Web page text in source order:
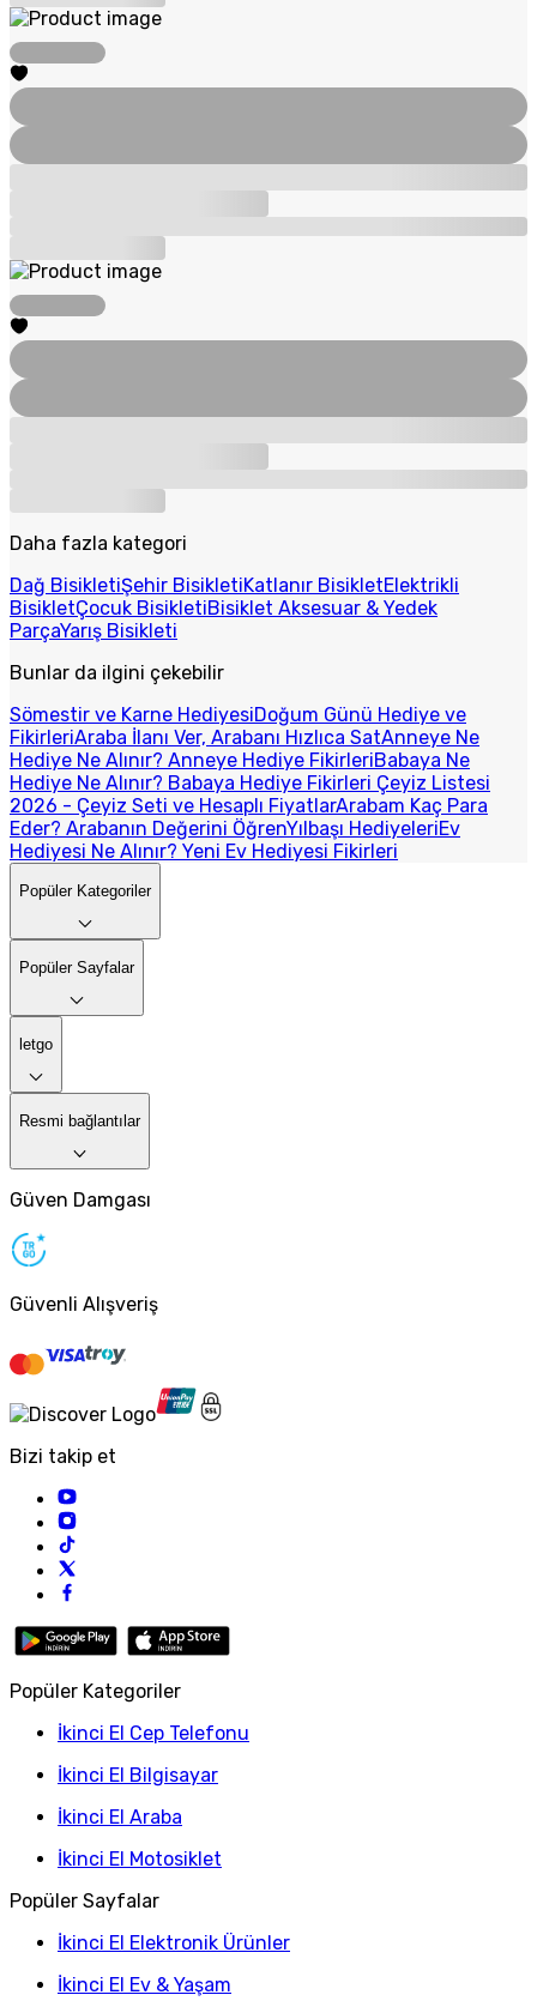
Daha fazla kategori
Dağ BisikletiŞehir BisikletiKatlanır BisikletElektrikli
BisikletÇocuk BisikletiBisiklet Aksesuar & Yedek
ParçaYarış Bisikleti
Bunlar da ilgini çekebilir
Sömestir ve Karne HediyesiDoğum Günü Hediye ve
FikirleriAraba İlanı Ver, Arabanı Hızlıca SatAnneye Ne
Hediye Ne Alınır? Anneye Hediye FikirleriBabaya Ne
Hediye Ne Alınır? Babaya Hediye Fikirleri Çeyiz Listesi
2026 - Çeyiz Seti ve Hesaplı FiyatlarArabam Kaç Para
Eder? Arabanın Değerini ÖğrenYılbaşı HediyeleriEv
Hediyesi Ne Alınır? Yeni Ev Hediyesi Fikirleri
Popüler Kategoriler
Popüler Sayfalar
letgo
Resmi bağlantılar
Güven Damgası
Güvenli Alışveriş
Bizi takip et
Popüler Kategoriler
İkinci El Cep Telefonu
İkinci El Bilgisayar
İkinci El Araba
İkinci El Motosiklet
Popüler Sayfalar
İkinci El Elektronik Ürünler
İkinci El Ev & Yaşam